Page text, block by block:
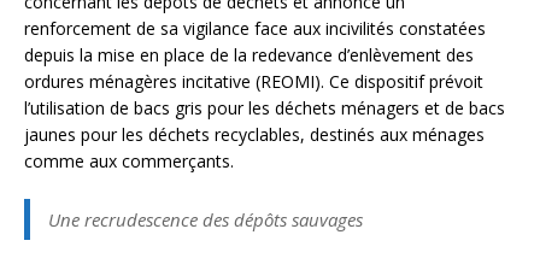
renforcement de sa vigilance face aux incivilités constatées
depuis la mise en place de la redevance d’enlèvement des
ordures ménagères incitative (REOMI). Ce dispositif prévoit
l’utilisation de bacs gris pour les déchets ménagers et de bacs
jaunes pour les déchets recyclables, destinés aux ménages
comme aux commerçants.
Une recrudescence des dépôts sauvages